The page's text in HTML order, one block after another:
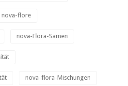
nova-flore
nova-Flora-Samen
nova-flora-Mischungen